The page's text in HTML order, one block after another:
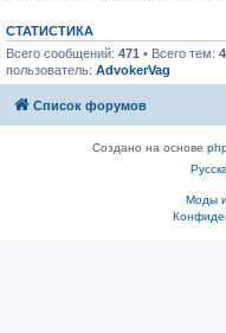
СТАТИСТИКА
Всего сообщений: 471 • Всего тем:
пользователь: AdvokerVag
Список форумов
Создано на основе
Моды